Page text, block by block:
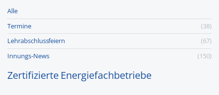
Alle
Termine
(38)
Lehr­abschluss­feiern
(67)
Innungs-News
(150)
Zertifizierte Energiefachbetriebe